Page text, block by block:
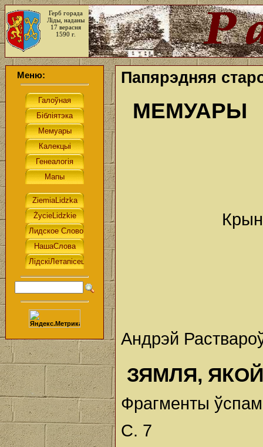
Герб горада
Ліды, наданы
17 верасня
1590 г.
Меню: Папярэдняя
МЕМУАРЫ
Андрэй
ЗЯМЛЯ,
Фрагменты
C. 7